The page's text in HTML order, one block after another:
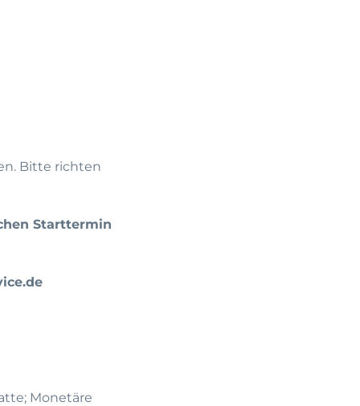
Bitte richten
Starttermin
Monetäre